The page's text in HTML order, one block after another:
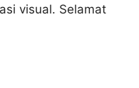
visual. Selamat